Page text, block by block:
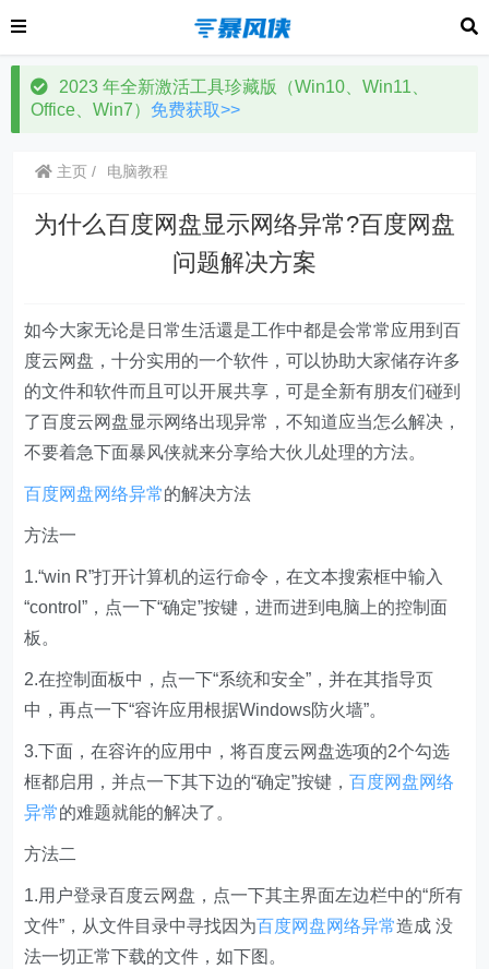
2023 年全新激活工具珍藏版（Win10、Win11、
Office、Win7） 免费获取>>
主页 电脑教程
为什么百度网盘显示网络异常?百度网盘
问题解决方案
如今大家无论是日常生活還是工作中都是会常常应用到百
度云网盘，十分实用的一个软件，可以协助大家储存许多
的文件和软件而且可以开展共享，可是全新有朋友们碰到
了百度云网盘显示网络出现异常，不知道应当怎么解决，
不要着急下面暴风侠就来分享给大伙儿处理的方法。
百度网盘网络异常的解决方法
方法一
1.“win R”打开计算机的运行命令，在文本搜索框中输入
“control”，点一下“确定”按键，进而进到电脑上的控制面
板。
2.在控制面板中，点一下“系统和安全”，并在其指导页
中，再点一下“容许应用根据Windows防火墙”。
3.下面，在容许的应用中，将百度云网盘选项的2个勾选
框都启用，并点一下其下边的“确定”按键，百度网盘网络
异常的难题就能的解决了。
方法二
1.用户登录百度云网盘，点一下其主界面左边栏中的“所有
文件”，从文件目录中寻找因为百度网盘网络异常造成 没
法一切正常下载的文件，如下图。